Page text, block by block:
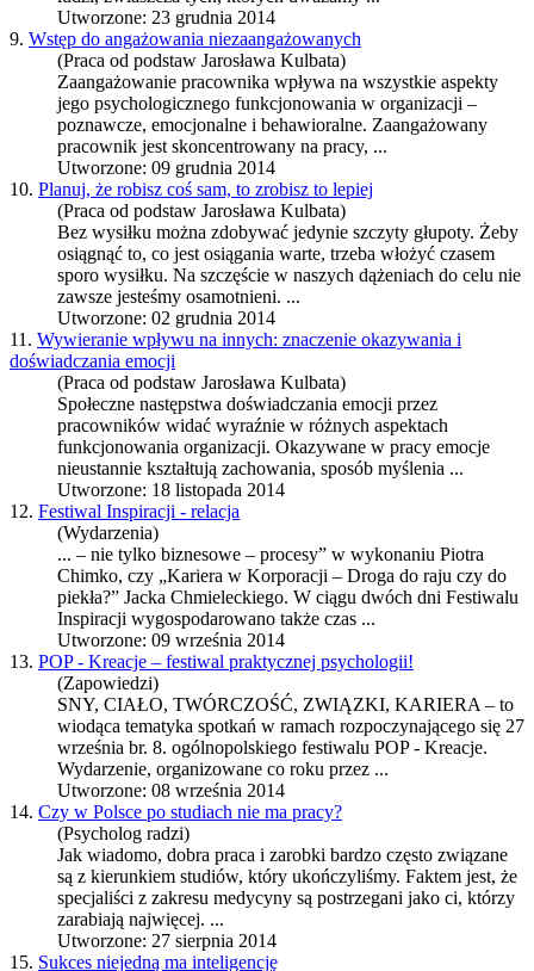
Utworzone: 23 grudnia 2014
9. Wstęp do angażowania niezaangażowanych
(Praca od podstaw Jarosława Kulbata)
Zaangażowanie pracownika wpływa na wszystkie aspekty
jego psychologicznego funkcjonowania w organizacji –
poznawcze, emocjonalne i behawioralne. Zaangażowany
pracownik jest skoncentrowany na pracy, ...
Utworzone: 09 grudnia 2014
10. Planuj, że robisz coś sam, to zrobisz to lepiej
(Praca od podstaw Jarosława Kulbata)
Bez wysiłku można zdobywać jedynie szczyty głupoty. Żeby
osiągnąć to, co jest osiągania warte, trzeba włożyć czasem
sporo wysiłku. Na szczęście w naszych dążeniach do celu nie
zawsze jesteśmy osamotnieni. ...
Utworzone: 02 grudnia 2014
11. Wywieranie wpływu na innych: znaczenie okazywania i
doświadczania emocji
(Praca od podstaw Jarosława Kulbata)
Społeczne następstwa doświadczania emocji przez
pracowników widać wyraźnie w różnych aspektach
funkcjonowania organizacji. Okazywane w pracy emocje
nieustannie kształtują zachowania, sposób myślenia ...
Utworzone: 18 listopada 2014
12. Festiwal Inspiracji - relacja
(Wydarzenia)
... – nie tylko biznesowe – procesy” w wykonaniu Piotra
Chimko, czy „Kariera w Korporacji – Droga do raju czy do
piekła?” Jacka Chmieleckiego. W ciągu dwóch dni Festiwalu
Inspiracji wygospodarowano także czas ...
Utworzone: 09 września 2014
13. POP - Kreacje – festiwal praktycznej psychologii!
(Zapowiedzi)
SNY, CIAŁO, TWÓRCZOŚĆ, ZWIĄZKI, KARIERA – to
wiodąca tematyka spotkań w ramach rozpoczynającego się 27
września br. 8. ogólnopolskiego festiwalu POP - Kreacje.
Wydarzenie, organizowane co roku przez ...
Utworzone: 08 września 2014
14. Czy w Polsce po studiach nie ma pracy?
(Psycholog radzi)
Jak wiadomo, dobra praca i zarobki bardzo często związane
są z kierunkiem studiów, który ukończyliśmy. Faktem jest, że
specjaliści z zakresu medycyny są postrzegani jako ci, którzy
zarabiają najwięcej. ...
Utworzone: 27 sierpnia 2014
15. Sukces niejedną ma inteligencję